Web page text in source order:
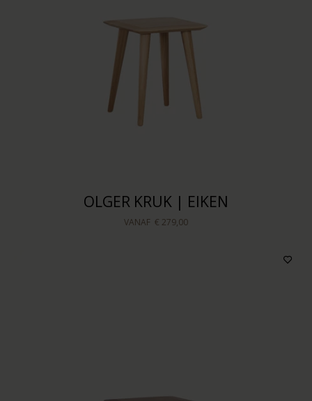
OLGER KRUK | EIKEN
VANAF € 279,00